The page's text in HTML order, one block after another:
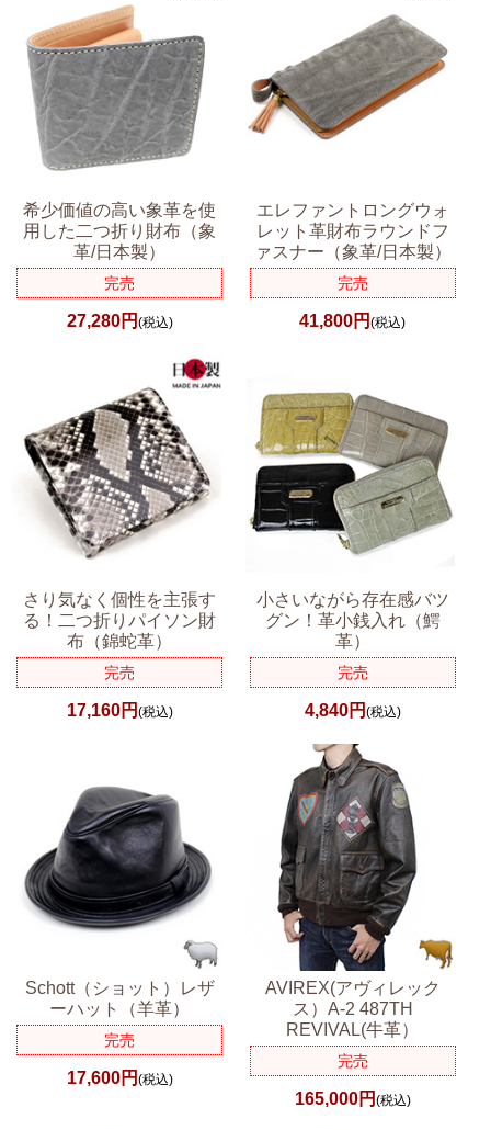
希少価値の高い象革を使
用した二つ折り財布（象
革/日本製）
完売
27,280円 (税込)
エレファントロングウォ
レット革財布ラウンドフ
ァスナー（象革/日本製）
完売
41,800円(税込)
さり気なく個性を主張す
る！二つ折りパイソン財
布（錦蛇革）
完売
17,160円 (税込)
小さいながら存在感バツ
グン！革小銭入れ（鰐
革）
完売
4,840円 (税込)
Schott（ショット）レザ
ーハット（羊革）
完売
17,600円 (税込)
AVIREX(アヴィレック
ス）A-2 487TH
REVIVAL(牛革）
完売
165,000円 (税込)